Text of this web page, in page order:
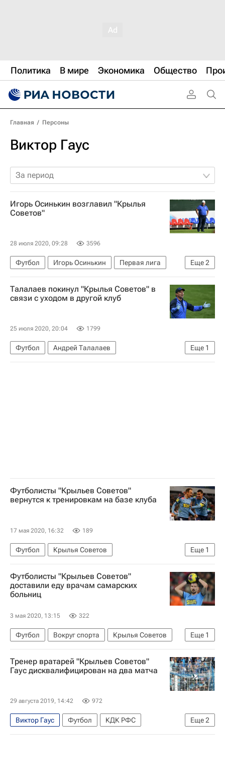
Политика В мире Экономика Общество
Главная / Персоны
Виктор Гаус
За период
Игорь Осинькин возглавил "Крылья
Советов"
28 июля 2020, 09:28 3596
Еще2
Футбол Игорь Осинькин
Первая лига
Чертаново
Крылья Советов
Талалаев покинул "Крылья Советов" в
связи с уходом в другой клуб
25 июля 2020, 20:04 1799
Еще 1
Футбол
Андрей Талалаев
Крылья Советов
Футболисты "Крыльев Советов"
вернутся к тренировкам на базе клуба
17 мая 2020, 16:32 189
Еще 1
Футбол
Крылья Советов
Спорт в условиях пандемии коронавируса
Футболисты "Крыльев Советов"
доставили еду врачам самарских
больниц
3 мая 2020, 13:15 322
Еще 1
Футбол Вокруг спорта
Крылья Советов
Спорт в условиях пандемии коронавируса
Тренер вратарей "Крыльев Советов"
Гаус дисквалифицирован на два матча
29 августа 2019, 14:42 972
Еще2
Виктор Гаус Футбол
КДК РФС
Крылья Советов
Артур Григорьянц